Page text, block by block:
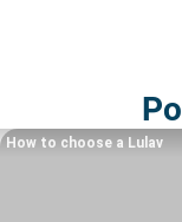
How to choose a Lulav